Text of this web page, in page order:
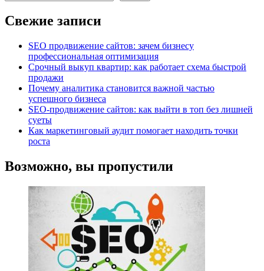
Свежие записи
SEO продвижение сайтов: зачем бизнесу
профессиональная оптимизация
Срочный выкуп квартир: как работает схема быстрой
продажи
Почему аналитика становится важной частью
успешного бизнеса
SEO-продвижение сайтов: как выйти в топ без лишней
суеты
Как маркетинговый аудит помогает находить точки
роста
Возможно, вы пропустили